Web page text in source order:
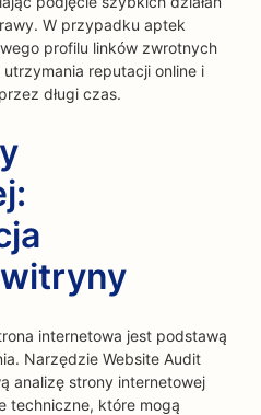
W przypadku aptek
profilu linków zwrotnych
reputacji online i
długi czas.
internetowa jest podstawą
Narzędzie Website Audit
analizę strony internetowej
techniczne, które mogą